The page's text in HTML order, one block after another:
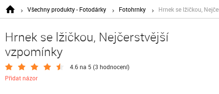
Všechny produkty - Fotodárky Fotohrnky Hrnek se lžičkou,
Hrnek se lžičkou, Nejčerstvější
vzpomínky
4.6 na 5 (3 hodnocení)
Přidat názor